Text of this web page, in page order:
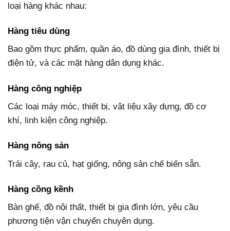
loại hàng khác nhau:
Hàng tiêu dùng
Bao gồm thực phẩm, quần áo, đồ dùng gia đình, thiết bị
điện tử, và các mặt hàng dân dụng khác.
Hàng công nghiệp
Các loại máy móc, thiết bị, vật liệu xây dựng, đồ cơ
khí, linh kiện công nghiệp.
Hàng nông sản
Trái cây, rau củ, hạt giống, nông sản chế biến sẵn.
Hàng cồng kềnh
Bàn ghế, đồ nội thất, thiết bị gia đình lớn, yêu cầu
phương tiện vận chuyển chuyên dụng.